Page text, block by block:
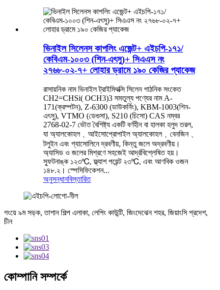
ভিনাইল সিলেনস কাপলিং এজেন্ট+ এইচপি-১৭১/
কেবিএম-১০০৩ (শিন-এৎসু)+ সিএএস নং
২৭৬৮-০২-৭+ লোহার ড্রামে ১৯০ কেজির প্যাকেজ
রাসায়নিক নাম ভিনাইল ট্রাইমিথক্সি সিলেন গাঠনিক সংকেত
CH2=CHSi( OCH3)3 সমতুল্য পণ্যের নাম A-
171(ক্রম্পটন), Z-6300 (ডাউকর্নিং), KBM-1003(শিন-
এৎসু), VTMO (ডেগুসা), S210 (চিসো) CAS নম্বর
2768-02-7 ভৌত বৈশিষ্ট্য একটি বর্ণহীন বা হালকা হলুদ তরল,
যা অ্যালকোহল﹑আইসোপ্রোপাইল অ্যালকোহল﹑বেনজিন﹑
টলুইন এবং গ্যাসোলিনে দ্রবণীয়, কিন্তু জলে অদ্রবণীয়।
অ্যাসিড ও জলের মিশ্রণে সহজেই আর্দ্রবিশ্লেষিত হয়।
স্ফুটনাঙ্ক ১২৩℃, ফ্ল্যাশ পয়েন্ট ২৩℃, এবং আণবিক ওজন
১৪৮.২। স্পেসিফিকেশন...
অনুসন্ধানবিস্তারিত
গংয়ে ৯ম সড়ক, তাশান শিল্প এলাকা, লেপিং কাউন্টি, জিংদেঝেন শহর, জিয়াংসি প্রদেশ,
চীন
কোম্পানি সম্পর্কে